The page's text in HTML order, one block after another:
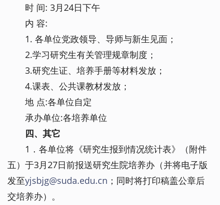
时 间: 3月24日下午
内 容:
1. 各单位党政领导、导师与新生见面；
2.学习研究生有关管理规章制度；
3.研究生证、培养手册等材料发放；
4.课表、公共课教材发放；
地 点:各单位自定
承办单位:各培养单位
四、其它
1．各单位将《研究生报到情况统计表》（附件
五）于3月27日前报送研究生院培养办（并将电子版
发至yjsbjg@suda.edu.cn ；同时将打印稿盖公章后
交培养办）。